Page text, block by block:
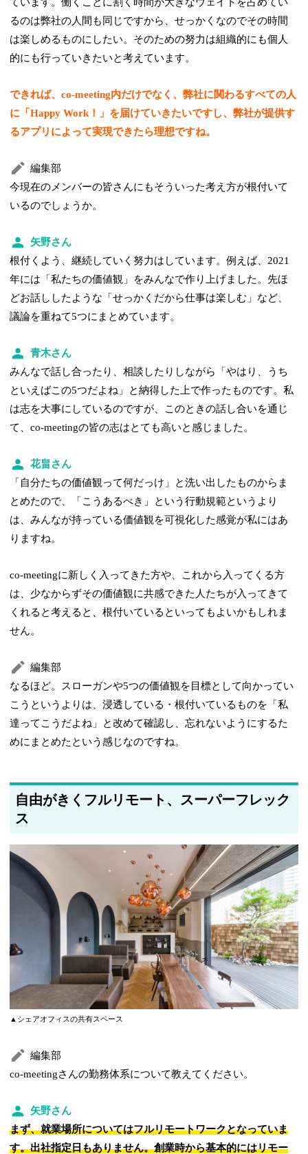
るのは弊社の人間も同じですから、せっかくなのでその時間
は楽しめるものにしたい。そのための努力は組織的にも個人
的にも行っていきたいと考えています。
できれば、co-meeting内だけでなく、弊社に関わるすべての人
に「Happy Work！」を届けていきたいですし、弊社が提供す
るアプリによって実現できたら理想ですね。
編集部
今現在のメンバーの皆さんにもそういった考え方が根付いて
いるのでしょうか。
矢野さん
根付くよう、継続していく努力はしています。例えば、2021
年には「私たちの価値観」をみんなで作り上げました。先ほ
どお話ししたような「せっかくだから仕事は楽しむ」など、
議論を重ねて5つにまとめています。
青木さん
みんなで話し合ったり、相談したりしながら「やはり、うち
といえばこの5つだよね」と納得した上で作ったものです。私
は志を大事にしているのですが、このときの話し合いを通じ
て、co-meetingの皆の志はとても高いと感じました。
花畠さん
「自分たちの価値観って何だっけ」と洗い出したものからま
とめたので、「こうあるべき」という行動規範というより
は、みんなが持っている価値観を可視化した感覚が私にはあ
りますね。
co-meetingに新しく入ってきた方や、これから入ってくる方
は、少なからずその価値観に共感できた人たちが入ってきて
くれると考えると、根付いているといってもよいかもしれま
せん。
編集部
なるほど。スローガンや5つの価値観を目標として向かってい
こうというよりは、浸透している・根付いているものを「私
達ってこうだよね」と改めて確認し、忘れないようにするた
めにまとめたという感じなのですね。
自由がきくフルリモート、スーパーフレック
ス
▲シェアオフィスの共有スペース
編集部
co-meetingさんの勤務体系について教えてください。
矢野さん
まず、就業場所についてはフルリモートワークとなっていま
す。出社指定日もありません。創業時から基本的にはリモー